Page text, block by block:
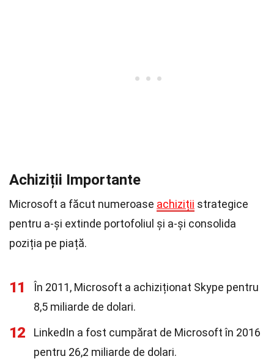
Achiziții Importante
Microsoft a făcut numeroase achiziții strategice
pentru a-și extinde portofoliul și a-și consolida
poziția pe piață.
11
În 2011, Microsoft a achiziționat Skype pentru
8,5 miliarde de dolari.
12
LinkedIn a fost cumpărat de Microsoft în 2016
pentru 26,2 miliarde de dolari.